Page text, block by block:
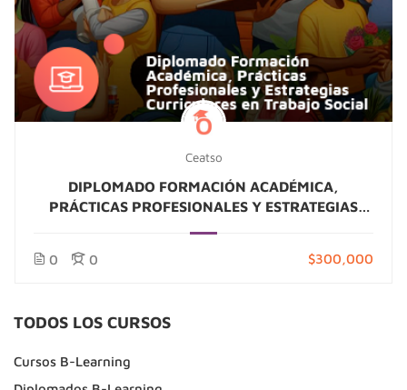
Ceatso
DIPLOMADO FORMACIÓN ACADÉMICA,
PRÁCTICAS PROFESIONALES Y ESTRATEGIAS
0 0 $300,000
TODOS LOS CURSOS
Cursos B-Learning